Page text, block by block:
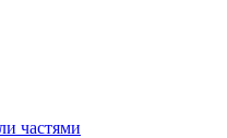
частями